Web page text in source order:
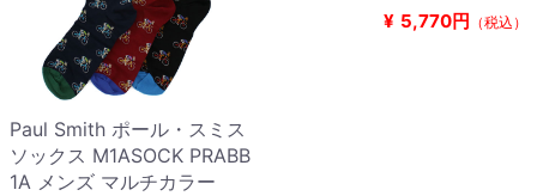
Paul Smith ポール・スミス
ソックス M1ASOCK PRABB
1A メンズ マルチカラー
¥ 5,770円 （税込）